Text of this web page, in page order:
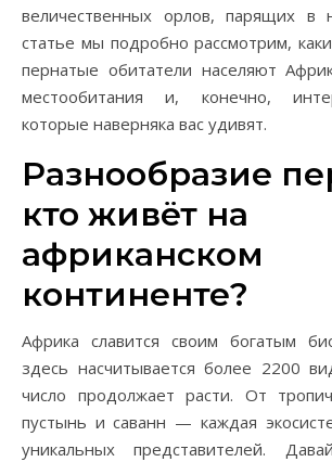
величественных орлов, парящих в
статье мы подробно рассмотрим,
пернатые обитатели населяют
местообитания и, конечно,
которые наверняка вас удивят.
Разнообразие
кто живёт на
африканском
континенте?
Африка славится своим богатым
здесь насчитывается более 2200
число продолжает расти. От
пустынь и саванн — каждая
уникальных представителей.